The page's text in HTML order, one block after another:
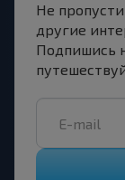
Не
другие
Подпишись